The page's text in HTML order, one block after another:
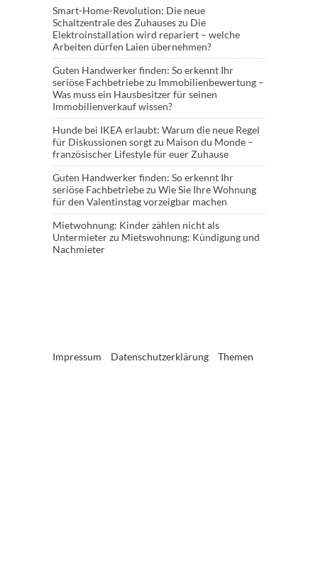
Smart-Home-Revolution: Die neue
Schaltzentrale des Zuhauseszu Die
Elektroinstallation wird repariert – welche
Arbeiten dürfen Laien übernehmen?
Guten Handwerker finden: So erkennt Ihr
seriöse Fachbetriebezu Immobilienbewertung –
Was muss ein Hausbesitzer für seinen
Immobilienverkauf wissen?
Hunde bei IKEA erlaubt: Warum die neue Regel
für Diskussionen sorgtzu Maison du Monde –
französischer Lifestyle für euer Zuhause
Guten Handwerker finden: So erkennt Ihr
seriöse Fachbetriebezu Wie Sie Ihre Wohnung
für den Valentinstag vorzeigbar machen
Mietwohnung: Kinder zählen nicht als
Untermieterzu Mietswohnung: Kündigung und
Nachmieter
Impressum Datenschutzerklärung Themen